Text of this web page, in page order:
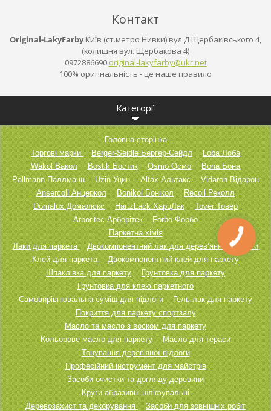
Контакт
Original-LakyFarby Київ (ст.метро Нивки) вул.Д Щербаківського 4,
(колишня вул. Щербакова 4)
0972886690 original-lakyfarby@ukr.net
100% оригінальність - це наше правило
Категорії
Головна сторінка
Торгові марки
Berger-Seidle Бергер-Сейдл
Loba Лоба
Wakol Вакол
Bostik Бостик Osmo Осмо
Bona Бона
Pallmann Паллманн
Uzin Уцин Altax Альтакс
Vidaron Відарон
Ansercoll Анцеркол
Bonikol Бонікол
Recoll Реколл
Domalux Домалюкс
HartzLack ХарцЛак
Tover Товер
Arboritec Арборітек
Forbo Форбо
Паркетна хімія
Лаки для паркета
Двокомпонентний лак для дерев’янної підлоги
Клей для паркета
Двокомпонентний клей для паркету
Шпаклівка для паркету
Грунтовка для паркету
Грунтовка для клею паркетного
Самовирівнювальна суміш для підлоги
Гель лак для паркету
Покриття для паркету спортзалу
Масло та масло з воском для паркету
Кольорове масло для паркету
Масло для тераси
Тонування дерев'яної підлоги
Професійний інструмент для майстрів
Засоби очистки та догляду деревини
Круги абразивні шліфувальні
Деревозахист та декорування
Засоби для зовнішніх робіт